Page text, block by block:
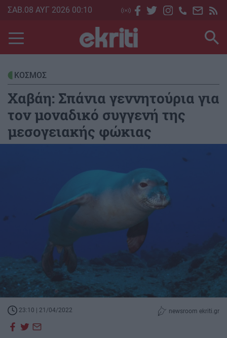
Skip
main
content
ΣΑΒ.08 ΑΥΓ 2026 00:10
ΚΟΣΜΟΣ
Χαβάη: Σπάνια γεννητούρια για
τον μοναδικό συγγενή της
μεσογειακής φώκιας
23:10 | 21/04/2022 newsroom ekriti.gr